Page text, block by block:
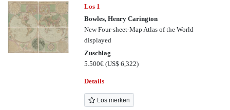
Los 1
Bowles, Henry Carington
New Four-sheet-Map Atlas of the World
displayed
Zuschlag
5.500€(US$ 6,322)
Details
Los merken